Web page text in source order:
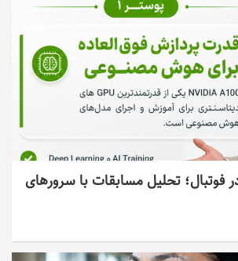
تحلیل مسابقات با سرورهای